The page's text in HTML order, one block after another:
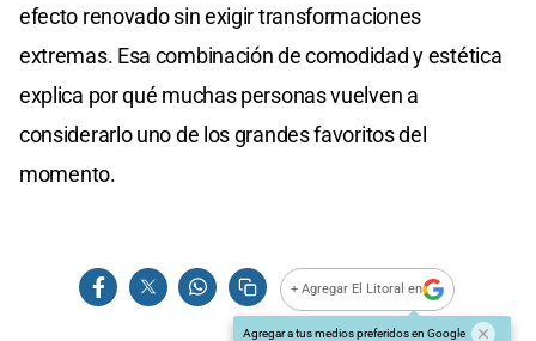
efecto renovado sin exigir transformaciones
extremas. Esa combinación de comodidad y estética
explica por qué muchas personas vuelven a
considerarlo uno de los grandes favoritos del
momento.
+ Agregar El Litoral en
Agregar a tus medios preferidos en Google